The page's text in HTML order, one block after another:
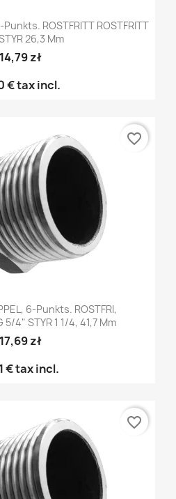
Punkts. ROSTFRITT ROSTFRITT
26,3 Mm
14,79 zł
€tax incl.
6-Punkts. ROSTFRI,
5/4" STYR 1 1/4, 41,7 Mm
17,69 zł
€tax incl.
favorite_border
favorite_border